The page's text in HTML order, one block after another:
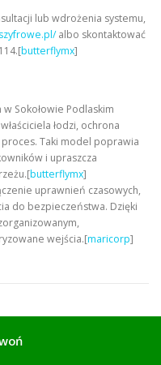
lub wdrożenia systemu,
albo skontaktować
butterflymx]
Sokołowie Podlaskim
łodzi, ochrona
Taki model poprawia
i upraszcza
butterflymx]
uprawnień czasowych,
do bezpieczeństwa. Dzięki
wejścia.[maricorp]